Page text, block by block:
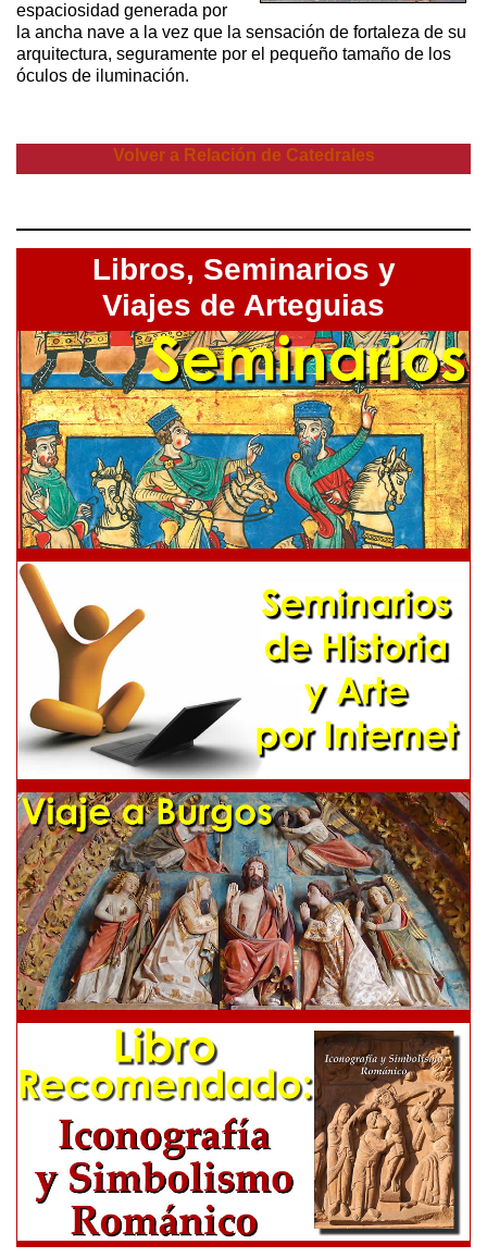
espaciosidad generada por
la ancha nave a la vez que la sensación de fortaleza de su
arquitectura, seguramente por el pequeño tamaño de los
óculos de iluminación.
Volver a Relación de Catedrales
Libros, Seminarios y
Viajes de Arteguias